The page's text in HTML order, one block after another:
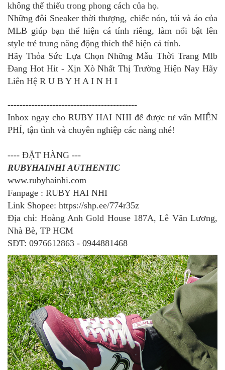
không thể thiếu trong phong cách của họ.
Những đôi Sneaker thời thượng, chiếc nón, túi và áo của
MLB giúp bạn thể hiện cá tính riêng, làm nổi bật lên
style trẻ trung năng động thích thể hiện cá tính.
Hãy Thỏa Sức Lựa Chọn Những Mẫu Thời Trang Mlb
Đang Hot Hit - Xịn Xò Nhất Thị Trường Hiện Nay Hãy
Liên Hệ R U B Y H A I N H I
-------------------------------------------
Inbox ngay cho RUBY HAI NHI để được tư vấn MIỄN
PHÍ, tận tình và chuyên nghiệp các nàng nhé!
---- ĐẶT HÀNG ---
RUBYHAINHI AUTHENTIC
www.rubyhainhi.com
Fanpage : RUBY HAI NHI
Link Shopee: https://shp.ee/774r35z
Địa chỉ: Hoàng Anh Gold House 187A, Lê Văn Lương,
Nhà Bè, TP HCM
SĐT: 0976612863 - 0944881468